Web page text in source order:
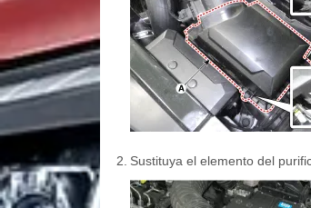
2. Sustituya el elemento del